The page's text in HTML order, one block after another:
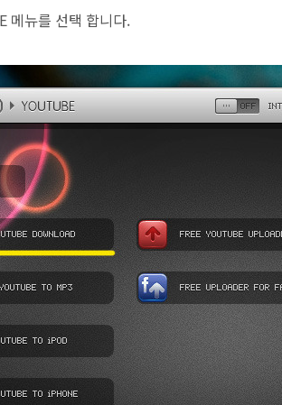
메뉴를 선택 합니다.